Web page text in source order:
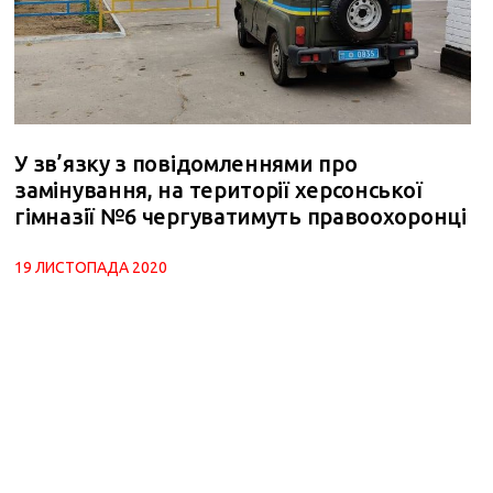
У зв’язку з повідомленнями про
замінування, на території херсонської
гімназії №6 чергуватимуть правоохоронці
19 ЛИСТОПАДА 2020